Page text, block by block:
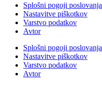
Splošni pogoji poslovanja
Nastavitve piškotkov
Varstvo podatkov
Avtor
Splošni pogoji poslovanja
Nastavitve piškotkov
Varstvo podatkov
Avtor